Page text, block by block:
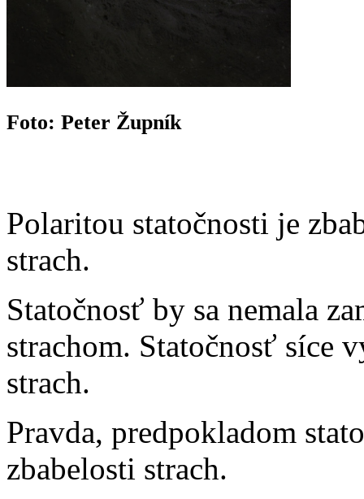
Foto: Peter Župník
Polaritou statočnosti je
strach.
Statočnosť by sa nemala
strachom. Statočnosť síce
strach.
Pravda, predpokladom
zbabelosti strach.